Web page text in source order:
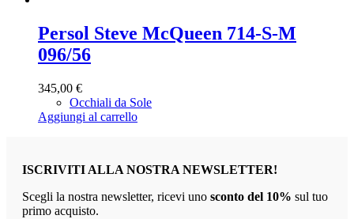
Persol Steve McQueen 714-S-M
096/56
345,00 €
Occhiali da Sole
Aggiungi al carrello
ISCRIVITI ALLA NOSTRA NEWSLETTER!
Scegli la nostra newsletter, ricevi uno sconto del 10% sul tuo
primo acquisto.